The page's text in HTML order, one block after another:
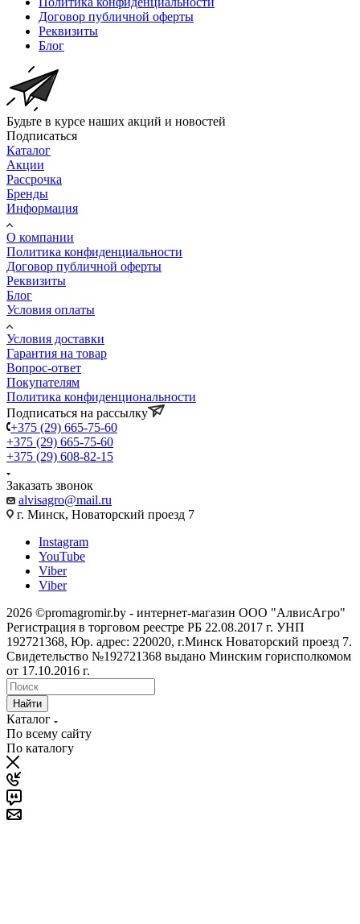
Договор публичной оферты
Реквизиты
Блог
Будьте в курсе наших акций и новостей
Подписаться
Каталог
Акции
Рассрочка
Бренды
Информация
О компании
Политика конфиденциальности
Договор публичной оферты
Реквизиты
Блог
Условия оплаты
Условия доставки
Гарантия на товар
Вопрос-ответ
Покупателям
Политика конфиденциональности
Подписаться на рассылку
+375 (29) 665-75-60
+375 (29) 665-75-60
+375 (29) 608-82-15
Заказать звонок
alvisagro@mail.ru
г. Минск, Новаторский проезд 7
Instagram
YouTube
Viber
Viber
2026 ©promagromir.by - интернет-магазин ООО "АлвисАгро"
Регистрация в торговом реестре РБ 22.08.2017 г. УНП
192721368, Юр. адрес: 220020, г.Минск Новаторский проезд 7.
Свидетельство №192721368 выдано Минским горисполкомом
от 17.10.2016 г.
Найти
Каталог
По всему сайту
По каталогу